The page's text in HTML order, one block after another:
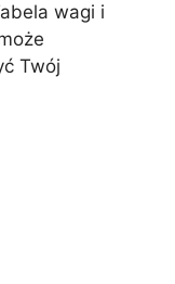
wagi i
Twój